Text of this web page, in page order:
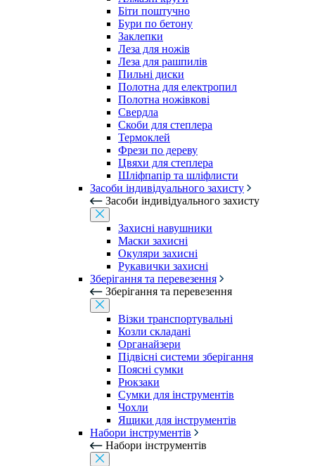
Біти поштучно
Бури по бетону
Заклепки
Леза для ножів
Леза для рашпилів
Пильні диски
Полотна для електропил
Полотна ножівкові
Свердла
Скоби для степлера
Термоклей
Фрези по дереву
Цвяхи для степлера
Шліфпапір та шліфлисти
Засоби індивідуального захисту
Засоби індивідуального захисту
Захисні навушники
Маски захисні
Окуляри захисні
Рукавички захисні
Зберігання та перевезення
Зберігання та перевезення
Візки транспортувальні
Козли складані
Органайзери
Підвісні системи зберігання
Поясні сумки
Рюкзаки
Сумки для інструментів
Чохли
Ящики для інструментів
Набори інструментів
Набори інструментів